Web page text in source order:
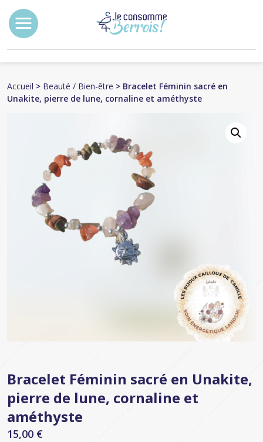
Accueil > Beauté / Bien-être > Bracelet Féminin sacré en
Unakite, pierre de lune, cornaline et améthyste
Bracelet Féminin sacré en Unakite,
pierre de lune, cornaline et
améthyste
15,00 €